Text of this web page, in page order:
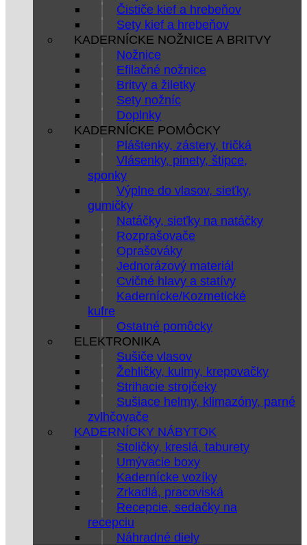
Čističe kief a hrebeňov
Sety kief a hrebeňov
KADERNÍCKE NOŽNICE A BRITVY
Nožnice
Efilačné nožnice
Britvy a žiletky
Sety nožníc
Doplnky
KADERNÍCKE POMÔCKY
Pláštenky, zástery, tričká
Vlásenky, pinety, štipce,
sponky
Výplne do vlasov, sieťky,
gumičky
Natáčky, sieťky na natáčky
Rozprašovače
Oprašováky
Jednorázový materiál
Cvičné hlavy a statívy
Kadernícke/Kozmetické
kufre
Ostatné pomôcky
ELEKTRONIKA
Sušiče vlasov
Žehličky, kulmy, krepovačky
Strihacie strojčeky
Sušiace helmy, klimazóny, parné
zvlhčovače
KADERNÍCKY NÁBYTOK
Stoličky, kreslá, taburety
Umývacie boxy
Kadernícke vozíky
Zrkadlá, pracoviská
Recepcie, sedačky na
recepciu
Náhradné diely